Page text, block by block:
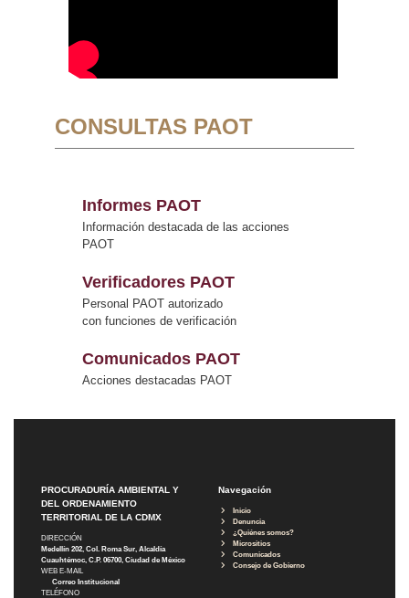
CONSULTAS PAOT
Informes PAOT
Información destacada de las acciones
PAOT
Verificadores PAOT
Personal PAOT autorizado
con funciones de verificación
Comunicados PAOT
Acciones destacadas PAOT
PROCURADURÍA AMBIENTAL Y
DEL ORDENAMIENTO
TERRITORIAL DE LA CDMX
DIRECCIÓN
Medellín 202, Col. Roma Sur, Alcaldía
Cuauhtémoc, C.P. 06700, Ciudad de México
WEB E-MAIL
Correo Institucional
TELÉFONO
Navegación
Inicio
Denuncia
¿Quiénes somos?
Micrositios
Comunicados
Consejo de Gobierno